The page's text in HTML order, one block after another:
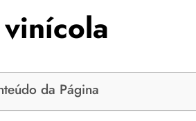
da Página